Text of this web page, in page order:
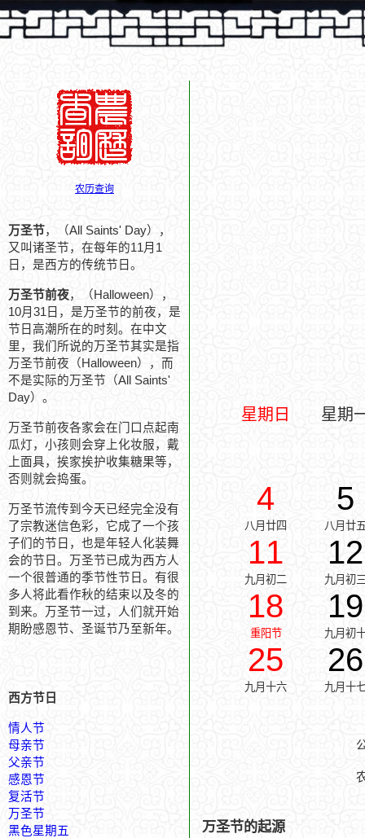
农历查询
万圣节，（All Saints' Day），
又叫诸圣节，在每年的11月1
日，是西方的传统节日。
万圣节前夜，（Halloween），
10月31日，是万圣节的前夜，是
节日高潮所在的时刻。在中文
里，我们所说的万圣节其实是指
万圣节前夜（Halloween），而
不是实际的万圣节（All Saints'
Day）。
万圣节前夜各家会在门口点起南
瓜灯，小孩则会穿上化妆服，戴
上面具，挨家挨护收集糖果等，
否则就会捣蛋。
万圣节流传到今天已经完全没有
了宗教迷信色彩，它成了一个孩
子们的节日，也是年轻人化装舞
会的节日。万圣节已成为西方人
一个很普通的季节性节日。有很
多人将此看作秋的结束以及冬的
到来。万圣节一过，人们就开始
期盼感恩节、圣诞节乃至新年。
西方节日
情人节
母亲节
父亲节
感恩节
复活节
万圣节
黑色星期五
星期日 星期
4
八月廿四
5
八月廿
11
九月初二
12
九月初
18
重阳节
19
九月初
25
九月十六
26
九月十
万圣节的起源